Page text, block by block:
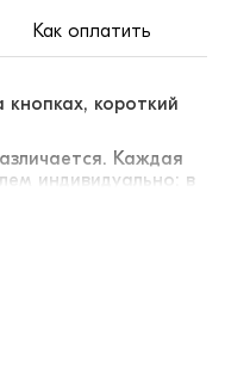
Как оплатить
кнопках, короткий
Каждая
индивидуально: в
и размеров в
ряда. Точную
возможным.